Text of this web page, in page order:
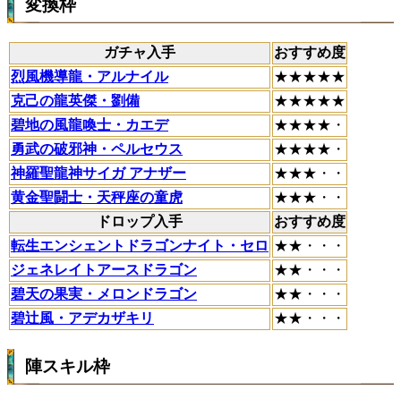
変換枠
ガチャ入手
おすすめ度
烈風機導龍・アルナイル
★★★★★
克己の龍英傑・劉備
★★★★★
碧地の風龍喚士・カエデ
★★★★・
勇武の破邪神・ペルセウス
★★★★・
神羅聖龍神サイガ アナザー
★★★・・
黄金聖闘士・天秤座の童虎
★★★・・
ドロップ入手
おすすめ度
転生エンシェントドラゴンナイト・セロ ★★・・・
ジェネレイトアースドラゴン
★★・・・
碧天の果実・メロンドラゴン
★★・・・
碧辻風・アデカザキリ
★★・・・
陣スキル枠